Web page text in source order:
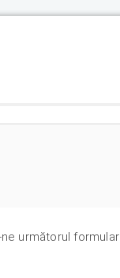
următorul formular